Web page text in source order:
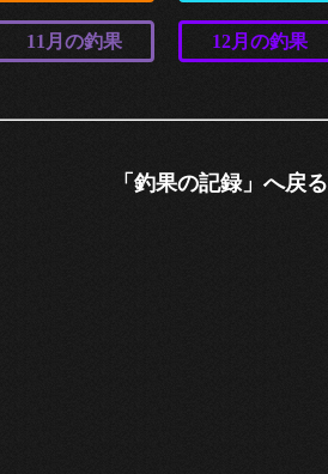
12月の釣果
11月の釣果
「釣果の記録」へ戻る